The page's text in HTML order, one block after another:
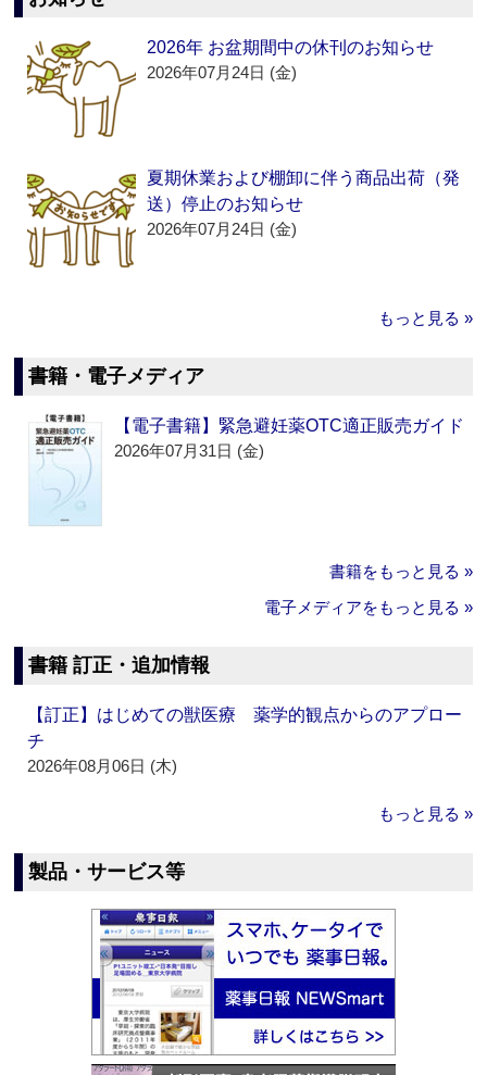
2026年 お盆期間中の休刊のお知らせ
2026年07月24日 (金)
夏期休業および棚卸に伴う商品出荷（発
送）停止のお知らせ
2026年07月24日 (金)
もっと見る »
書籍・電子メディア
【電子書籍】緊急避妊薬OTC適正販売ガイド
2026年07月31日 (金)
書籍をもっと見る »
電子メディアをもっと見る »
書籍 訂正・追加情報
【訂正】はじめての獣医療 薬学的観点からのアプロー
チ
2026年08月06日 (木)
もっと見る »
製品・サービス等